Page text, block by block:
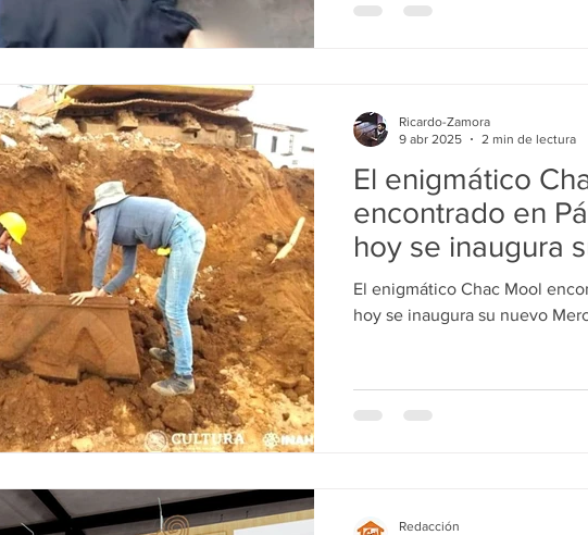
El enigmático
encontrado en
hoy se inaugura
Mercado
El enigmático Chac Mool
hoy se inaugura su nuevo
Ricardo-Zamora
9 abr 2025
2 min de lectura
Redacción